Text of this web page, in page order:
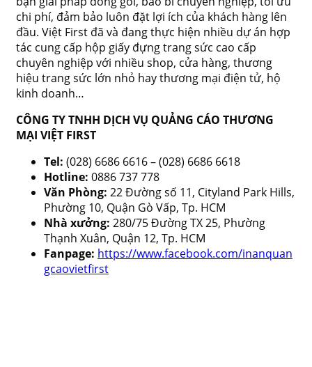
chi phí, đảm bảo luôn đặt lợi ích của khách hàng lên
đầu. Việt First đã và đang thực hiện nhiều dự án hợp
tác cung cấp hộp giấy đựng trang sức cao cấp
chuyên nghiệp với nhiều shop, cửa hàng, thương
hiệu trang sức lớn nhỏ hay thương mại điện tử, hộ
kinh doanh…
CÔNG TY TNHH DỊCH VỤ QUẢNG CÁO THƯƠNG
MẠI VIỆT FIRST
Tel: (028) 6686 6616 – (028) 6686 6618
Hotline: 0886 737 778
Văn Phòng: 22 Đường số 11, Cityland Park Hills,
Phường 10, Quận Gò Vấp, Tp. HCM
Nhà xưởng: 280/75 Đường TX 25, Phường
Thạnh Xuân, Quận 12, Tp. HCM
Fanpage: https://www.facebook.com/inanquan
gcaovietfirst